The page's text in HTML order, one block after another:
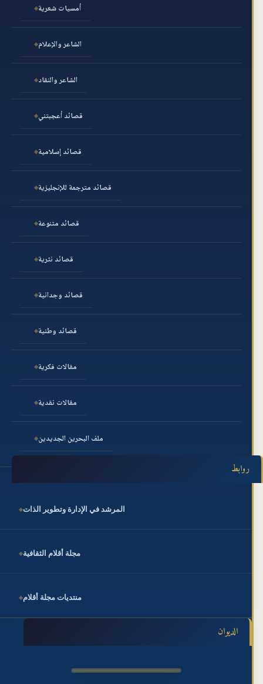
أمسيات شعرية
الشاعر والإعلام
الشاعر والنقاد
قصائد أعجبتني
قصائد إسلامية
قصائد مترجمة للإنجليزية
قصائد متنوعة
قصائد نثرية
قصائد وجدانية
قصائد وطنية
مقالات فكرية
مقالات نقدية
ملف البحرين الجديدين
روابط
المرشد في الإدارة وتطوير الذات
مجلة أقلام الثقافية
منتديات مجلة أقلام
الديوان